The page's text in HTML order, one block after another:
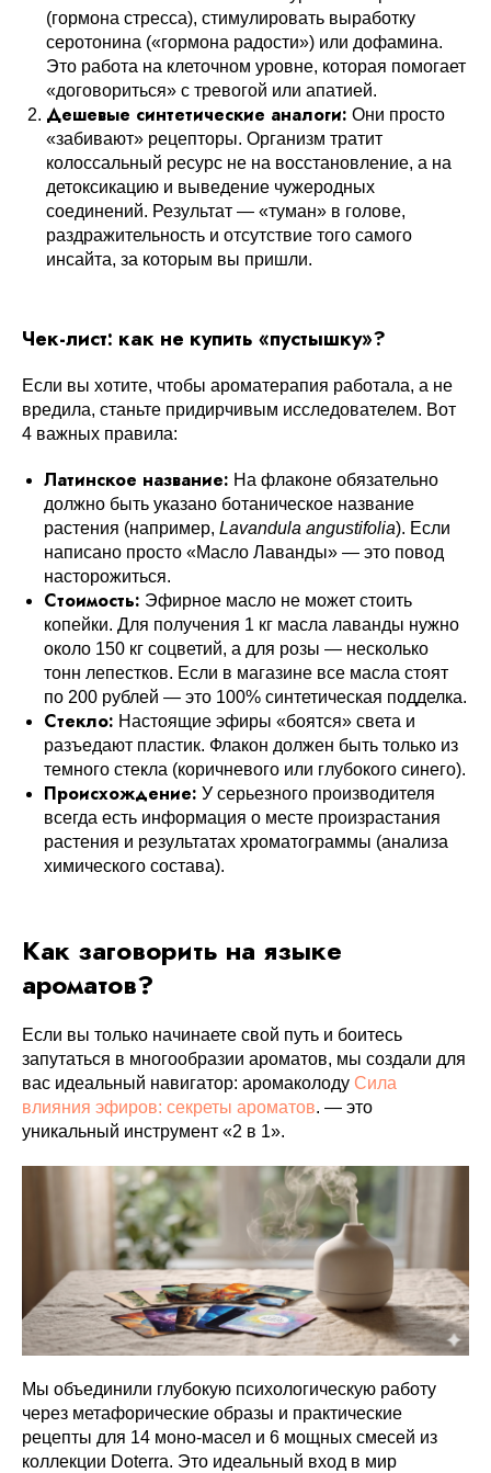
(гормона стресса), стимулировать выработку
серотонина («гормона радости») или дофамина.
Это работа на клеточном уровне, которая помогает
«договориться» с тревогой или апатией.
Дешевые синтетические аналоги: Они просто
«забивают» рецепторы. Организм тратит
колоссальный ресурс не на восстановление, а на
детоксикацию и выведение чужеродных
соединений. Результат — «туман» в голове,
раздражительность и отсутствие того самого
инсайта, за которым вы пришли.
Чек-лист: как не купить «пустышку»?
Если вы хотите, чтобы ароматерапия работала, а не
вредила, станьте придирчивым исследователем. Вот
4 важных правила:
Латинское название: На флаконе обязательно
должно быть указано ботаническое название
растения (например, Lavandula angustifolia). Если
написано просто «Масло Лаванды» — это повод
насторожиться.
Стоимость: Эфирное масло не может стоить
копейки. Для получения 1 кг масла лаванды нужно
около 150 кг соцветий, а для розы — несколько
тонн лепестков. Если в магазине все масла стоят
по 200 рублей — это 100% синтетическая подделка.
Стекло: Настоящие эфиры «боятся» света и
разъедают пластик. Флакон должен быть только из
темного стекла (коричневого или глубокого синего).
Происхождение: У серьезного производителя
всегда есть информация о месте произрастания
растения и результатах хроматограммы (анализа
химического состава).
Как заговорить на языке
ароматов?
Если вы только начинаете свой путь и боитесь
запутаться в многообразии ароматов, мы создали для
вас идеальный навигатор: аромаколоду Сила
влияния эфиров: секреты ароматов. — это
уникальный инструмент «2 в 1».
Мы объединили глубокую психологическую работу
через метафорические образы и практические
рецепты для 14 моно-масел и 6 мощных смесей из
коллекции Doterra. Это идеальный вход в мир